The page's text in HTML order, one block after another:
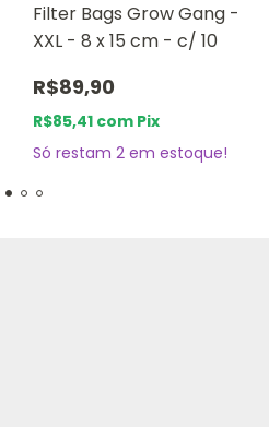
Filter Bags Grow Gang -
XXL - 8 x 15 cm - c/ 10
R$89,90
R$85,41 com Pix
Só restam 2 em estoque!